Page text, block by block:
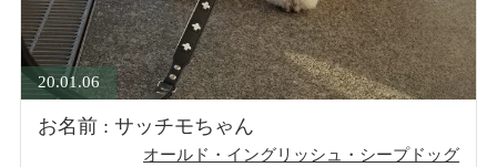
20.01.06
お名前 : サッチモちゃん
オールド・イングリッシュ・シープドッグ